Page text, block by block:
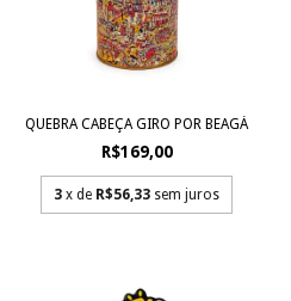
QUEBRA CABEÇA GIRO POR BEAGÁ
R$169,00
3 x de R$56,33 sem juros